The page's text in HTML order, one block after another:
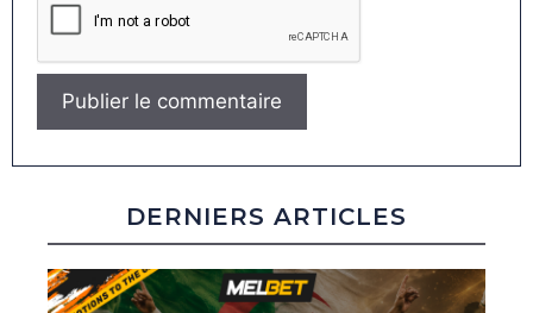
DERNIERS ARTICLES